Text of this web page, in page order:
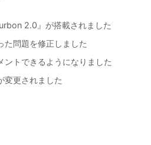
2.0』が搭載されました
た問題を修正しました
ントできるようになりました
変更されました